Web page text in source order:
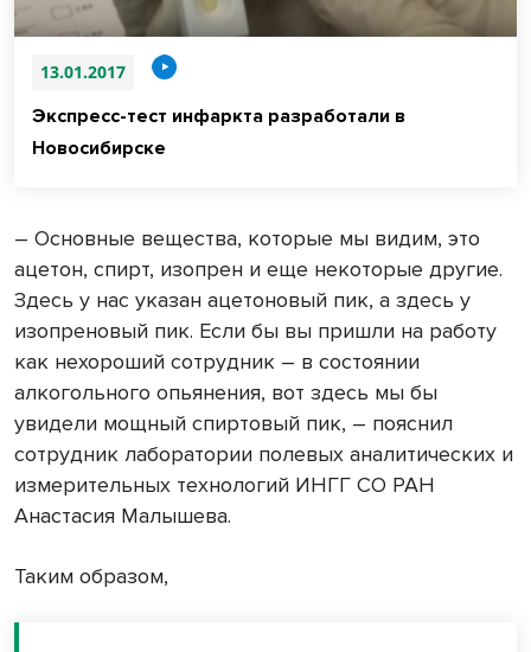
13.01.2017
Экспресс-тест инфаркта разработали в
Новосибирске
– Основные вещества, которые мы видим, это
ацетон, спирт, изопрен и еще некоторые другие.
Здесь у нас указан ацетоновый пик, а здесь у
изопреновый пик. Если бы вы пришли на работу
как нехороший сотрудник – в состоянии
алкогольного опьянения, вот здесь мы бы
увидели мощный спиртовый пик, – пояснил
сотрудник лаборатории полевых аналитических и
измерительных технологий ИНГГ СО РАН
Анастасия Малышева.
Таким образом,